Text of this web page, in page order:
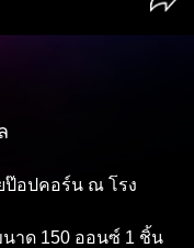
ป๊อปคอร์น ณ โรง
นาด 150 ออนซ์ 1 ชิ้น